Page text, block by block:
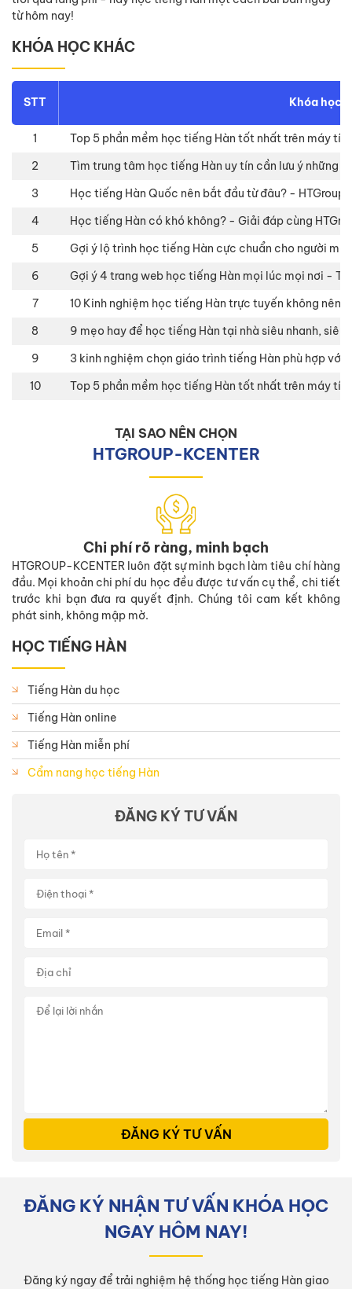
từ hôm nay!
KHÓA HỌC KHÁC
STT Khóa học
1
Top 5 phần mềm học tiếng Hàn tốt nhất trên máy
2
Tìm trung tâm học tiếng Hàn uy tín cần lưu ý những
3
Học tiếng Hàn Quốc nên bắt đầu từ đâu? -
4
Học tiếng Hàn có khó không? - Giải đáp cùng
5
Gợi ý lộ trình học tiếng Hàn cực chuẩn cho người
6
Gợi ý 4 trang web học tiếng Hàn mọi lúc mọi nơi -
7
10 Kinh nghiệm học tiếng Hàn trực tuyến không nên
8
9 mẹo hay để học tiếng Hàn tại nhà siêu nhanh,
9
3 kinh nghiệm chọn giáo trình tiếng Hàn phù hợp
10
Top 5 phần mềm học tiếng Hàn tốt nhất trên máy
TẠI SAO NÊN CHỌN
HTGROUP-KCENTER
Chi phí rõ ràng, minh bạch
HTGROUP-KCENTER luôn đặt sự minh bạch làm tiêu chí hàng
đầu. Mọi khoản chi phí du học đều được tư vấn cụ thể, chi tiết
trước khi bạn đưa ra quyết định. Chúng tôi cam kết không
phát sinh, không mập mờ.
HỌC TIẾNG HÀN
Tiếng Hàn du học
Tiếng Hàn online
Tiếng Hàn miễn phí
Cẩm nang học tiếng Hàn
ĐĂNG KÝ TƯ VẤN
ĐĂNG KÝ TƯ VẤN
ĐĂNG KÝ NHẬN TƯ VẤN KHÓA HỌC
NGAY HÔM NAY!
Đăng ký ngay để trải nghiệm hệ thống học tiếng Hàn giao